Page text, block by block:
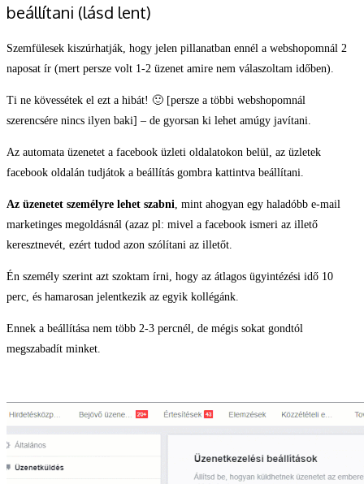
beállítani (lásd lent)
Szemfülesek kiszúrhatják, hogy jelen pillanatban ennél a webshopomnál 2
naposat ír (mert persze volt 1-2 üzenet amire nem válaszoltam időben).
Ti ne kövessétek el ezt a hibát! 🙂 [persze a többi webshopomnál
szerencsére nincs ilyen baki] – de gyorsan ki lehet amúgy javítani.
Az automata üzenetet a facebook üzleti oldalatokon belül, az üzletek
facebook oldalán tudjátok a beállítás gombra kattintva beállítani.
Az üzenetet személyre lehet szabni , mint ahogyan egy haladóbb e-mail
marketinges megoldásnál (azaz pl: mivel a facebook ismeri az illető
keresztnevét, ezért tudod azon szólítani az illetőt.
Én személy szerint azt szoktam írni, hogy az átlagos ügyintézési idő 10
perc, és hamarosan jelentkezik az egyik kollégánk.
Ennek a beállítása nem több 2-3 percnél, de mégis sokat gondtól
megszabadít minket.